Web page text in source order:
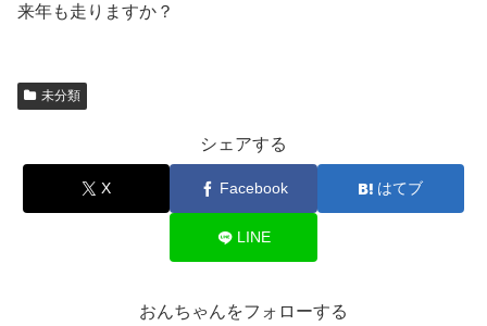
来年も走りますか？
未分類
シェアする
X Facebook はてブ
LINE
おんちゃんをフォローする